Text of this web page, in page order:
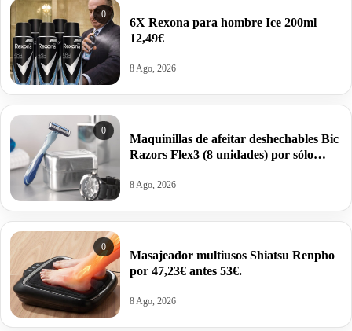
0
6X Rexona para hombre Ice 200ml
12,49€
8 Ago, 2026
0
Maquinillas de afeitar deshechables Bic
Razors Flex3 (8 unidades) por sólo
8 Ago, 2026
0
Masajeador multiusos Shiatsu Renpho
por 47,23€ antes 53€.
8 Ago, 2026